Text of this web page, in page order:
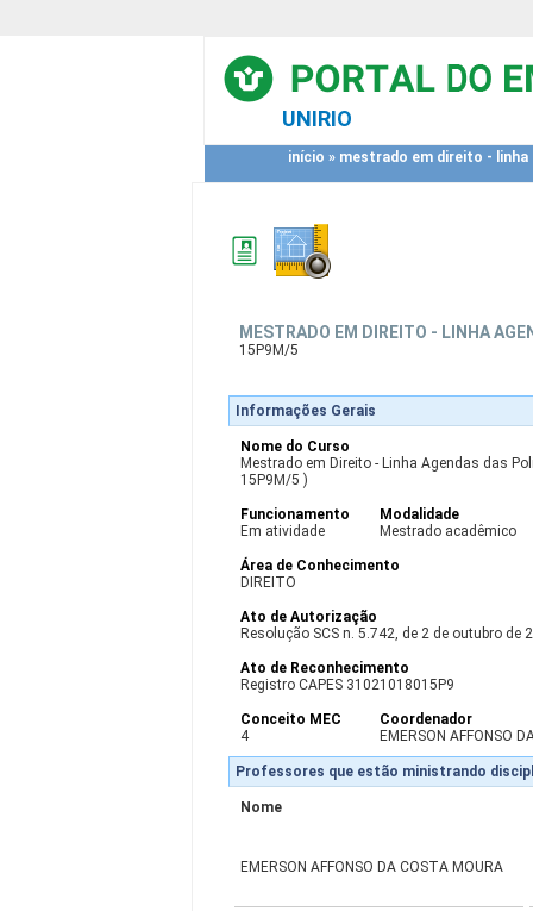
UNIRIO
início » mestrado em direito - linha
MESTRADO EM DIREITO - LINHA
15P9M/5
Informações Gerais
Nome do Curso
Mestrado em Direito - Linha Agendas das
15P9M/5 )
Funcionamento
Em atividade
Modalidade
Mestrado acadêmico
Área de Conhecimento
DIREITO
Ato de Autorização
Resolução SCS n. 5.742, de 2 de outubro de
Ato de Reconhecimento
Registro CAPES 31021018015P9
Conceito MEC
4
Coordenador
EMERSON AFFONSO
Professores que estão ministrando
Nome
EMERSON AFFONSO DA COSTA MOURA